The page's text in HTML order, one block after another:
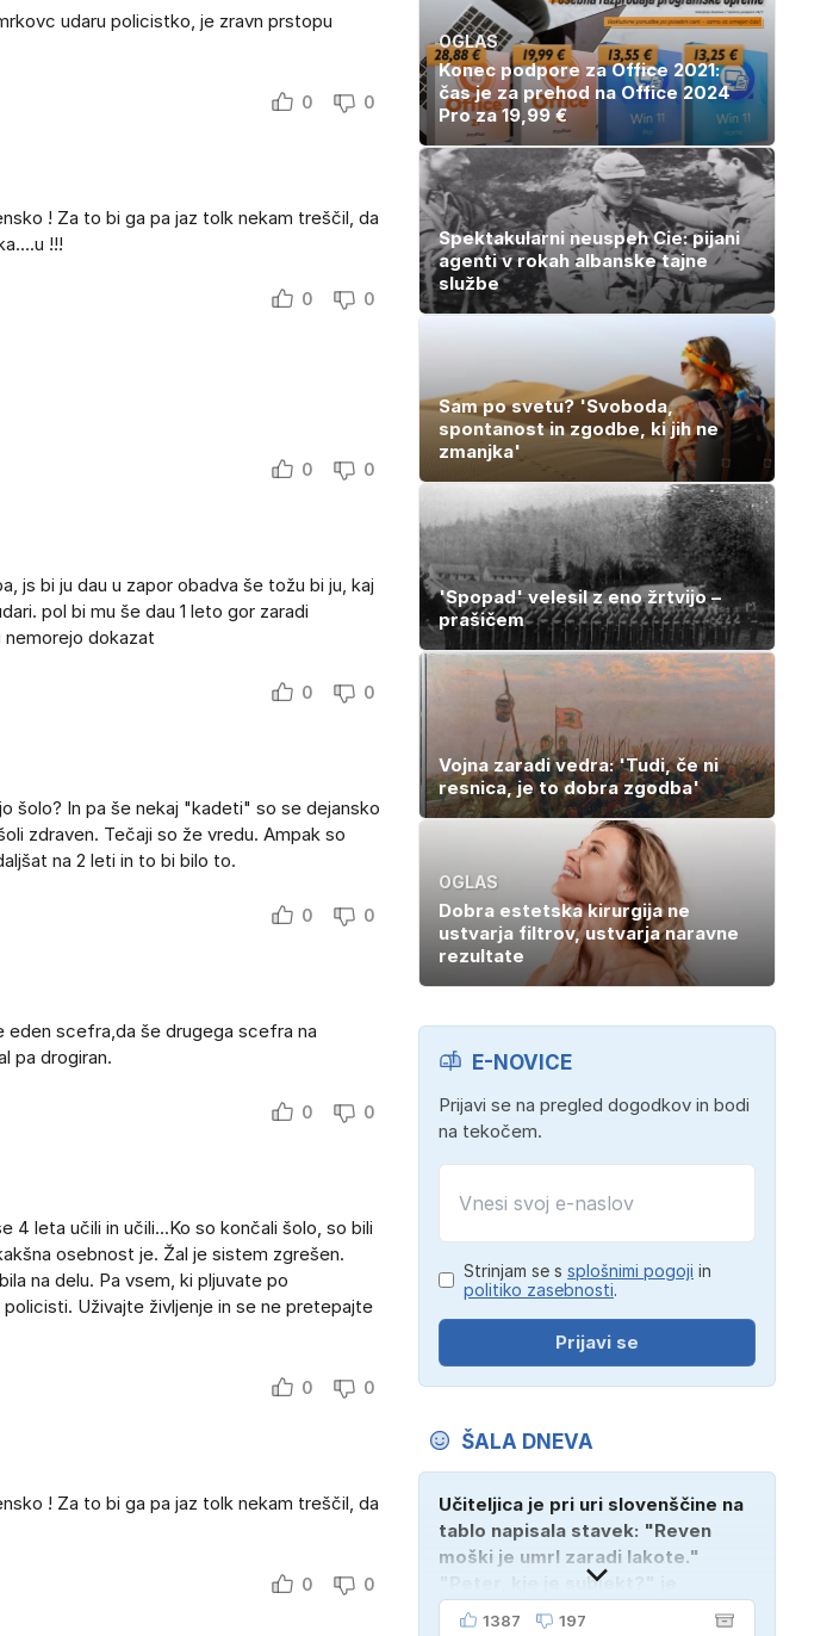
udaru policistko, je zravn prstopu
0 0
! Za to bi ga pa jaz tolk nekam treščil, da
!!!
0 0
0 0
js bi ju dau u zapor obadva še tožu bi ju, kaj
pol bi mu še dau 1 leto gor zaradi
nemorejo dokazat
0 0
šolo? In pa še nekaj "kadeti" so se dejansko
zdraven. Tečaji so že vredu. Ampak so
na 2 leti in to bi bilo to.
0 0
eden scefra,da še drugega scefra na
pa drogiran.
0 0
4 leta učili in učili...Ko so končali šolo, so bili
osebnost je. Žal je sistem zgrešen.
na delu. Pa vsem, ki pljuvate po
Uživajte življenje in se ne pretepajte
0 0
! Za to bi ga pa jaz tolk nekam treščil, da
0 0
OGLAS
Konec podpore za Office 2021:
čas je za prehod na Office 2024
Pro za 19,99 €
Spektakularni neuspeh Cie: pijani
agenti v rokah albanske tajne
službe
Sam po svetu? 'Svoboda,
spontanost in zgodbe, ki jih ne
zmanjka'
'Spopad' velesil z eno žrtvijo –
prašičem
Vojna zaradi vedra: 'Tudi, če ni
resnica, je to dobra zgodba'
OGLAS
Dobra estetska kirurgija ne
ustvarja filtrov, ustvarja naravne
rezultate
E-NOVICE
Prijavi se na pregled dogodkov in bodi
na tekočem.
Strinjam se s splošnimi pogoji in
politiko zasebnosti.
Prijavi se
ŠALA DNEVA
Učiteljica je pri uri slovenščine na
tablo napisala stavek: "Reven
moški je umrl zaradi lakote."
"Peter, kje je subjekt?" je
vprašala. "Verjetno na
1387 197